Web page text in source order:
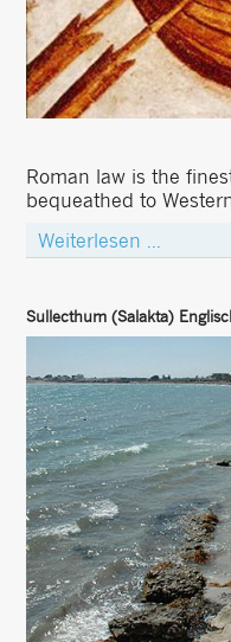
Roman law is the
bequeathed to Western
Weiterlesen ...
Sullecthum (Salakta)